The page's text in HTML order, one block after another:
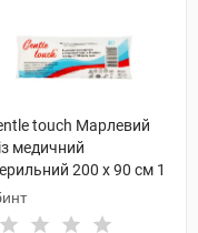
touch Марлевий
медичний
200 х 90 см 1